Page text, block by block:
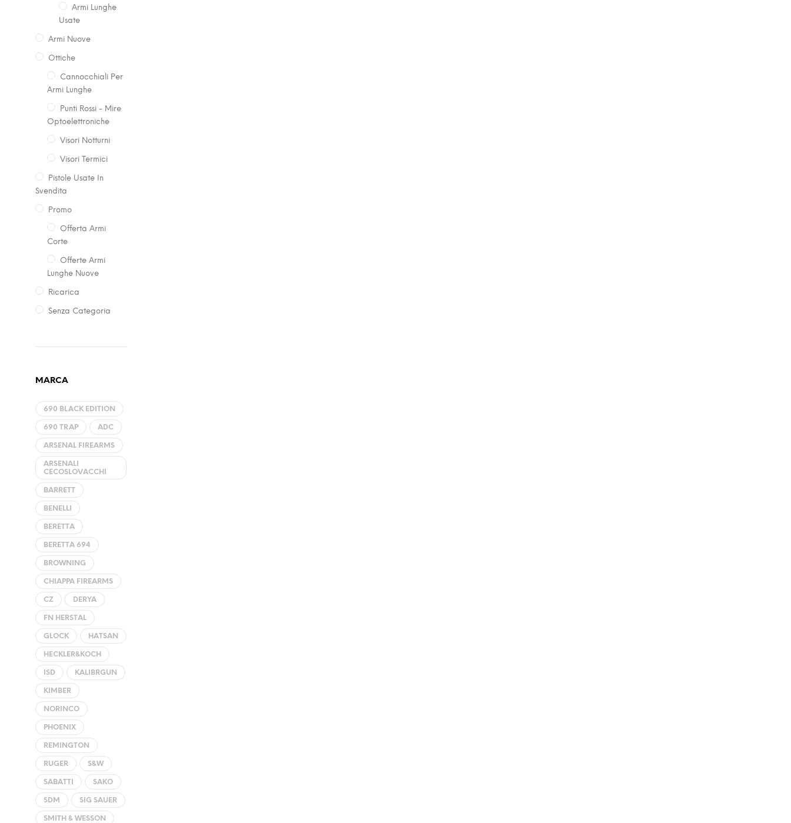
Armi Lunghe
Usate
Armi Nuove
Ottiche
Cannocchiali Per
Armi Lunghe
Punti Rossi - Mire
Optoelettroniche
Visori Notturni
Visori Termici
Pistole Usate In
Svendita
Promo
Offerta Armi
Corte
Offerte Armi
Lunghe Nuove
Ricarica
Senza Categoria
MARCA
690 BLACK EDITION
690 TRAP ADC
ARSENAL FIREARMS
ARSENALI
CECOSLOVACCHI
BARRETT
BENELLI
BERETTA
BERETTA 694
BROWNING
CHIAPPA FIREARMS
CZ DERYA
FN HERSTAL
GLOCK HATSAN
HECKLER&KOCH
ISD KALIBRGUN
KIMBER
NORINCO
PHOENIX
REMINGTON
RUGER S&W
SABATTI SAKO
SDM SIG SAUER
SMITH & WESSON